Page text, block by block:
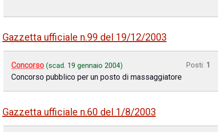
Gazzetta ufficiale n.99 del 19/12/2003
Concorso (scad. 19 gennaio 2004) Posti: 1
Concorso pubblico per un posto di massaggiatore
Gazzetta ufficiale n.60 del 1/8/2003